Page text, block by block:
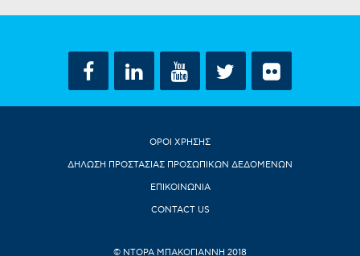
ΟΡΟΙ ΧΡΗΣΗΣ
ΔΗΛΩΣΗ ΠΡΟΣΤΑΣΙΑΣ ΠΡΟΣΩΠΙΚΩΝ ΔΕΔΟΜΕΝΩΝ
ΕΠΙΚΟΙΝΩΝΙΑ
CONTACT US
© ΝΤΟΡΑ ΜΠΑΚΟΓΙΑΝΝΗ 2018